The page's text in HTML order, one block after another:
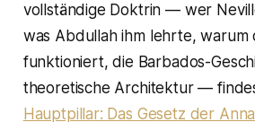
vollständige Doktrin — wer
was Abdullah ihm lehrte, warum
funktioniert, die Barbados-
theoretische Architektur —
Hauptpillar: Das Gesetz der